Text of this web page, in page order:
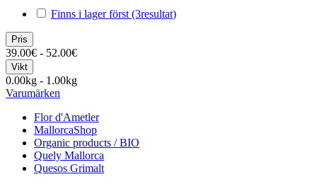
Finns i lager först (3resultat)
Pris
39.00€ - 52.00€
Vikt
0.00kg - 1.00kg
Varumärken
Flor d'Ametler
MallorcaShop
Organic products / BIO
Quely Mallorca
Quesos Grimalt